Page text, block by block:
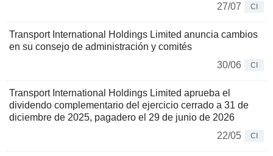
27/07
CI
Transport International Holdings Limited anuncia cambios
en su consejo de administración y comités
30/06
CI
Transport International Holdings Limited aprueba el
dividendo complementario del ejercicio cerrado a 31 de
diciembre de 2025, pagadero el 29 de junio de 2026
22/05
CI